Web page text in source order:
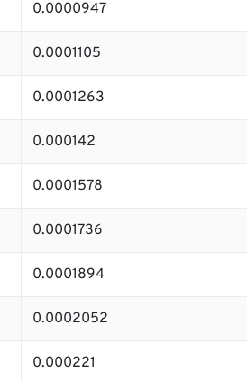
0.0000947
0.0001105
0.0001263
0.000142
0.0001578
0.0001736
0.0001894
0.0002052
0.000221